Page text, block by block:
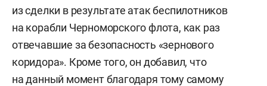
из сделки в результате атак беспилотников
на корабли Черноморского флота, как раз
отвечавшие за безопасность «зернового
коридора». Кроме того, он добавил, что
на данный момент благодаря тому самому